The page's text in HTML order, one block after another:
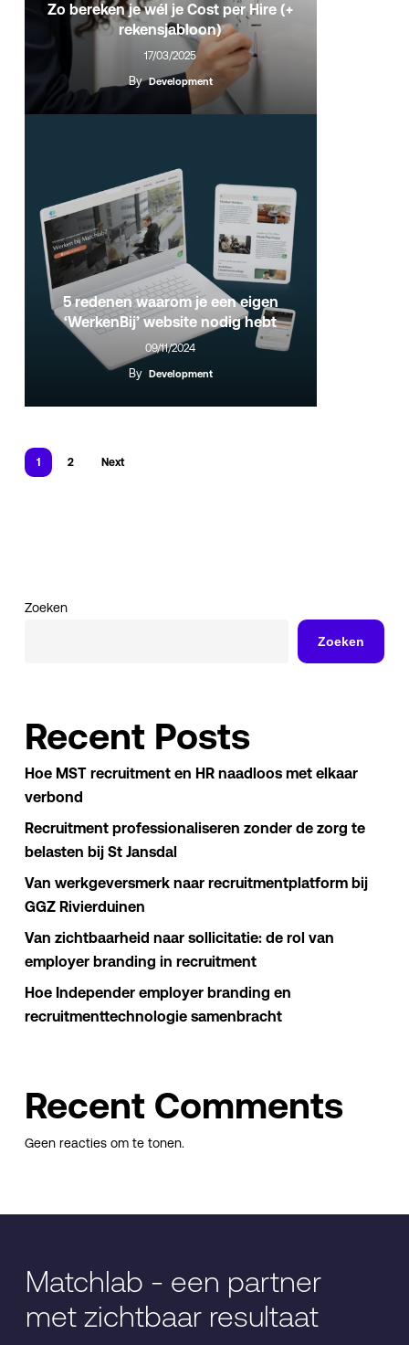
Zo bereken je wél je Cost per Hire (+
rekensjabloon)
17/03/2025
By Development
5 redenen waarom je een eigen
‘WerkenBij’ website nodig hebt
09/11/2024
By Development
1 2 Next
Zoeken
Zoeken
Recent Posts
Hoe MST recruitment en HR naadloos met elkaar
verbond
Recruitment professionaliseren zonder de zorg te
belasten bij St Jansdal
Van werkgeversmerk naar recruitmentplatform bij
GGZ Rivierduinen
Van zichtbaarheid naar sollicitatie: de rol van
employer branding in recruitment
Hoe Independer employer branding en
recruitmenttechnologie samenbracht
Recent Comments
Geen reacties om te tonen.
Matchlab - een partner
met zichtbaar resultaat